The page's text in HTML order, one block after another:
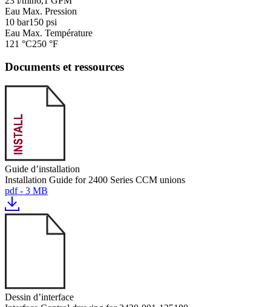
Eau Max. Pression
10 bar150 psi
Eau Max. Température
121 °C250 °F
Documents et ressources
Guide d’installation
Installation Guide for 2400 Series CCM unions
pdf - 3 MB
Dessin d’interface